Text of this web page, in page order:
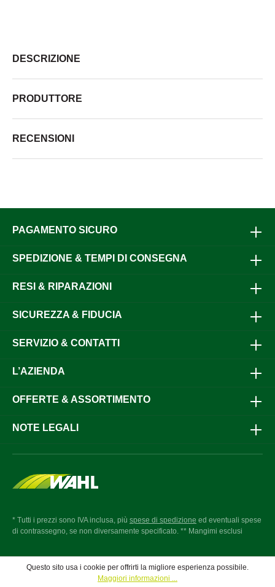
DESCRIZIONE
PRODUTTORE
RECENSIONI
PAGAMENTO SICURO
SPEDIZIONE & TEMPI DI CONSEGNA
RESI & RIPARAZIONI
SICUREZZA & FIDUCIA
SERVIZIO & CONTATTI
L’AZIENDA
OFFERTE & ASSORTIMENTO
NOTE LEGALI
* Tutti i prezzi sono IVA inclusa, più spese di spedizione ed eventuali spese
di contrassegno, se non diversamente specificato. ** Mangimi esclusi
Questo sito usa i cookie per offrirti la migliore esperienza possibile.
Maggiori informazioni ...